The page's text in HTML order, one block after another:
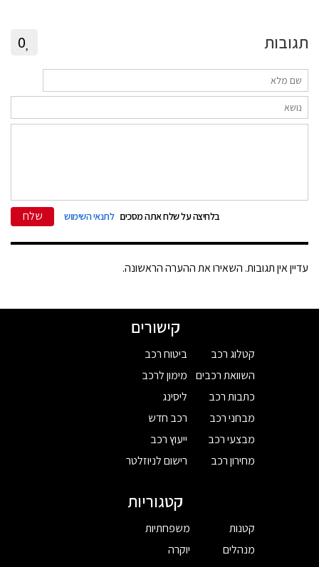
תגובות 0
בלחיצה על שלח אתה מסכים לתנאי השימוש שלח
עדיין אין תגובות. השאירו את ההערה הראשונה.
קישורים
קטלוג רכב
השוואת רכבים
כתבות רכב
מבחני רכב
מבצעי רכב
מחירון רכב
ביטוח רכב
מימון לרכב
ליסינג
רכב חדש
ייעוץ רכב
רישום לניוזלטר
קטגוריות
קטנות
מנהלים
משפחתיות
יוקרה